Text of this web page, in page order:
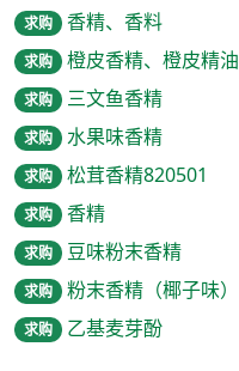
求购 香精、香料
求购 橙皮香精、橙皮精油
求购 三文鱼香精
求购 水果味香精
求购 松茸香精820501
求购 香精
求购 豆味粉末香精
求购 粉末香精（椰子味）
求购 乙基麦芽酚